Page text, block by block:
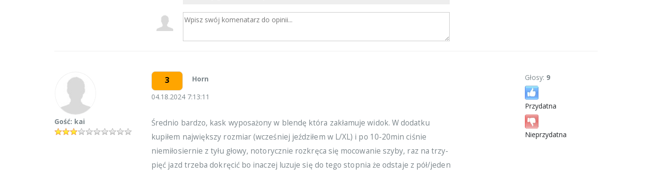
Gość: kai
Głosy: 9
Przydatna
Nieprzydatna
3
Horn
04.18.2024 7:13:11
Średnio bardzo, kask wyposażony w blendę która zakłamuje widok. W dodatku
kupiłem największy rozmiar (wcześniej jeździłem w L/XL) i po 10-20min ciśnie
niemiłosiernie z tyłu głowy, notorycznie rozkręca się mocowanie szyby, raz na trzy-
pięć jazd trzeba dokręcić bo inaczej luzuje się do tego stopnia że odstaje z pół/jeden